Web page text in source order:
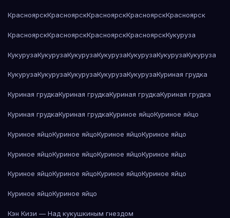
КрасноярскКрасноярскКрасноярскКрасноярскКрасноярск
КрасноярскКрасноярскКрасноярскКрасноярскКукуруза
КукурузаКукурузаКукурузаКукурузаКукурузаКукурузаКукуруза
КукурузаКукурузаКукурузаКукурузаКукурузаКуриная грудка
Куриная грудкаКуриная грудкаКуриная грудкаКуриная грудка
Куриная грудкаКуриная грудкаКуриное яйцоКуриное яйцо
Куриное яйцоКуриное яйцоКуриное яйцоКуриное яйцо
Куриное яйцоКуриное яйцоКуриное яйцоКуриное яйцо
Куриное яйцоКуриное яйцоКуриное яйцоКуриное яйцо
Куриное яйцоКуриное яйцо
Кэн Кизи — Над кукушкиным гнездом